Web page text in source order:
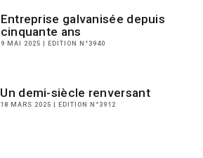
Entreprise galvanisée depuis
cinquante ans
9 MAI 2025 | EDITION N°3940
Un demi-siècle renversant
18 MARS 2025 | EDITION N°3912